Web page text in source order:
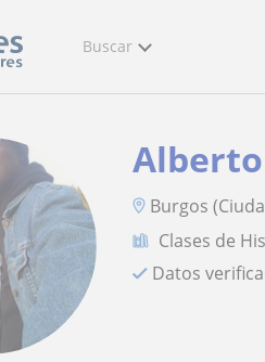
Buscar
Alberto
Burgos
Clases de
Datos